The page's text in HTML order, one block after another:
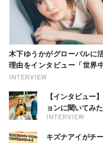
INTERVIEW
木下ゆうかがグローバルに
理由をインタビュー「世界
る幸せを伝えたい」新事務所
INTERVIEW
【インタビュー
ョンに聞いてみ
キズナアイがチ